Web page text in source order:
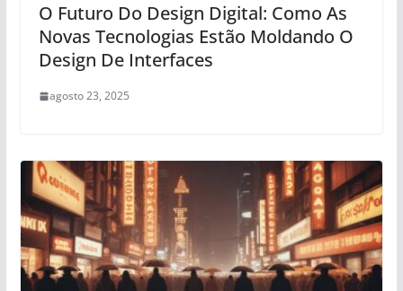
O Futuro Do Design Digital: Como As
Novas Tecnologias Estão Moldando O
Design De Interfaces
agosto 23, 2025